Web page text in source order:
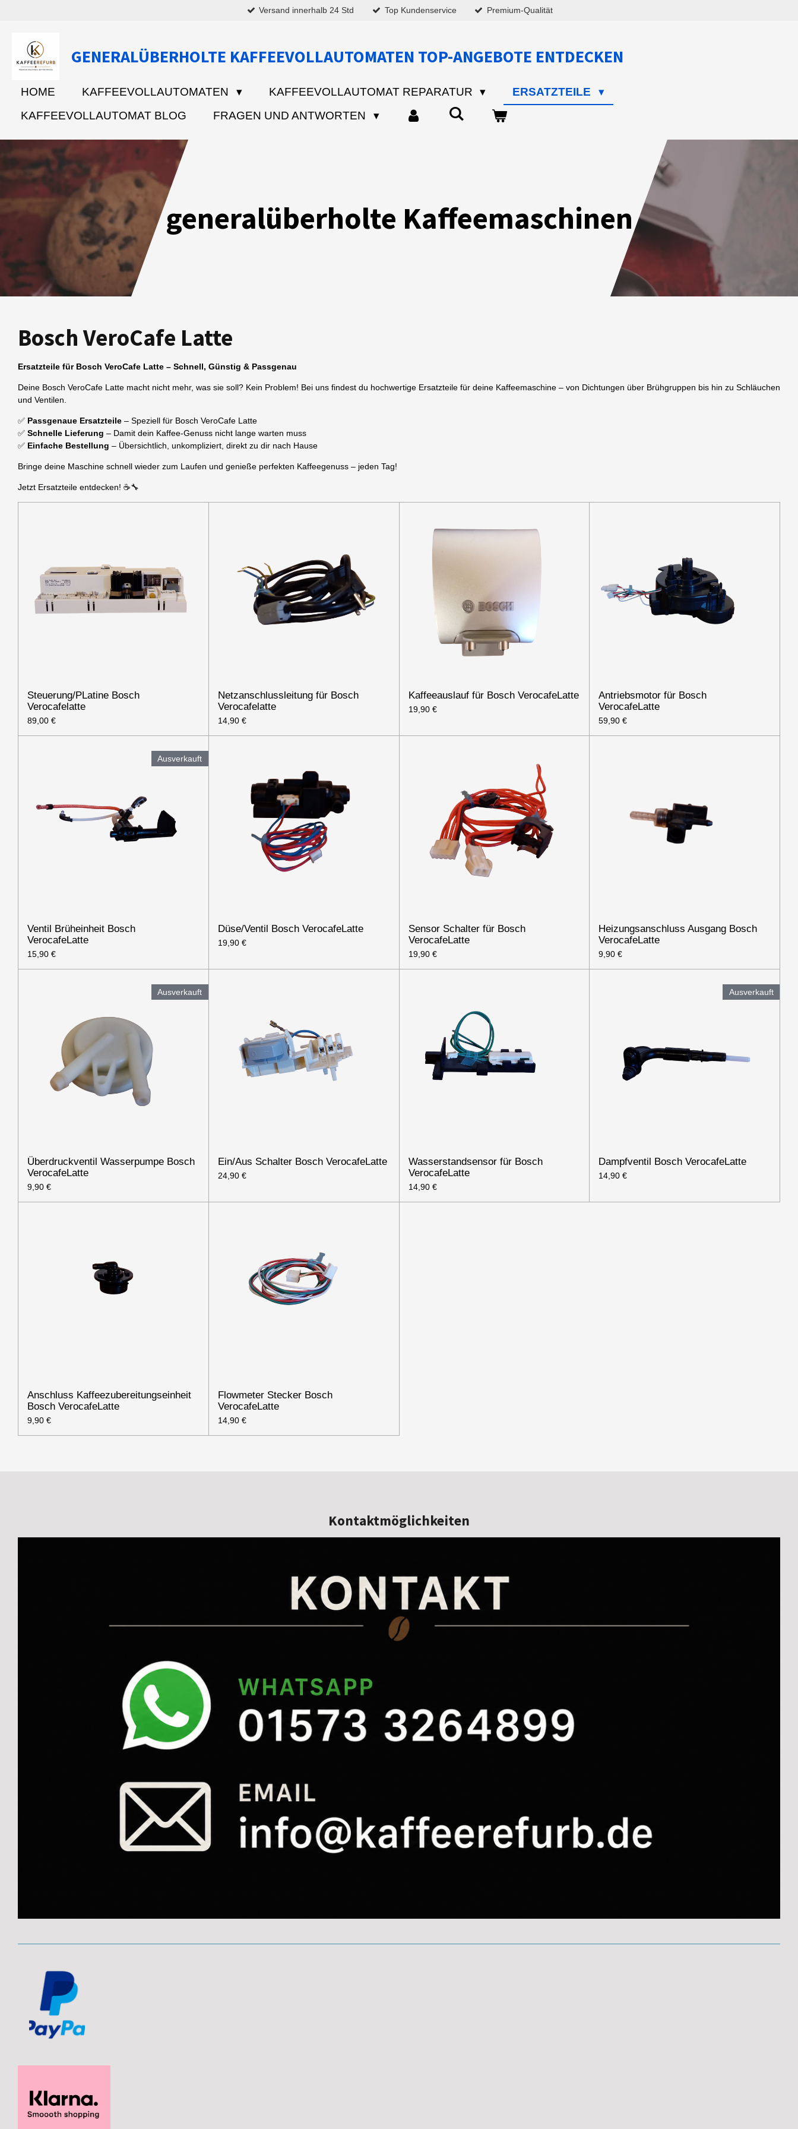
Versand innerhalb 24 Std Top Kundenservice Premium-Qualität
GENERALÜBERHOLTE KAFFEEVOLLAUTOMATEN TOP-ANGEBOTE ENTDECKEN
HOME KAFFEEVOLLAUTOMATEN KAFFEEVOLLAUTOMAT REPARATUR
ERSATZTEILE
KAFFEEVOLLAUTOMAT BLOG
FRAGEN UND ANTWORTEN
generalüberholte Kaffeemaschinen
Bosch VeroCafe Latte
Ersatzteile für Bosch VeroCafe Latte – Schnell, Günstig & Passgenau
Deine Bosch VeroCafe Latte macht nicht mehr, was sie soll? Kein Problem! Bei uns findest du hochwertige Ersatzteile für deine Kaffeemaschine – von Dichtungen über Brühgruppen bis hin zu Schläuchen
und Ventilen.
✅ Passgenaue Ersatzteile – Speziell für Bosch VeroCafe Latte
✅ Schnelle Lieferung – Damit dein Kaffee-Genuss nicht lange warten muss
✅ Einfache Bestellung – Übersichtlich, unkompliziert, direkt zu dir nach Hause
Bringe deine Maschine schnell wieder zum Laufen und genieße perfekten Kaffeegenuss – jeden Tag!
Jetzt Ersatzteile entdecken! ☕🔧
Steuerung/PLatine Bosch
Verocafelatte
89,00 €
Netzanschlussleitung für Bosch
Verocafelatte
14,90 €
Kaffeeauslauf für Bosch VerocafeLatte
19,90 €
Antriebsmotor für Bosch
VerocafeLatte
59,90 €
Ausverkauft
Ventil Brüheinheit Bosch
VerocafeLatte
15,90 €
Düse/Ventil Bosch VerocafeLatte
19,90 €
Sensor Schalter für Bosch
VerocafeLatte
19,90 €
Heizungsanschluss Ausgang Bosch
VerocafeLatte
9,90 €
Ausverkauft
Überdruckventil Wasserpumpe Bosch
VerocafeLatte
9,90 €
Ein/Aus Schalter Bosch VerocafeLatte
24,90 €
Wasserstandsensor für Bosch
VerocafeLatte
14,90 €
Ausverkauft
Dampfventil Bosch VerocafeLatte
14,90 €
Anschluss Kaffeezubereitungseinheit
Bosch VerocafeLatte
9,90 €
Flowmeter Stecker Bosch
VerocafeLatte
14,90 €
Kontaktmöglichkeiten